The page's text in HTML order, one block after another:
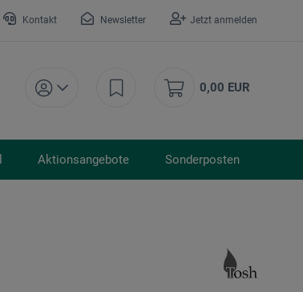
Kontakt Newsletter Jetzt anmelden
0,00 EUR
Aktionsangebote Sonderposten